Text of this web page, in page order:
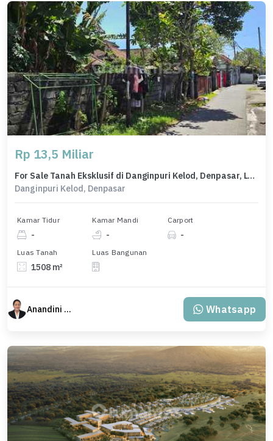
Rp 13,5 Miliar
For Sale Tanah Eksklusif di Danginpuri Kelod, Denpasar, LT 1508m²
Danginpuri Kelod, Denpasar
Kamar Tidur
-
Kamar Mandi
-
Carport
-
Luas Tanah
1508 m²
Luas Bangunan
Anandini Property Whatsapp